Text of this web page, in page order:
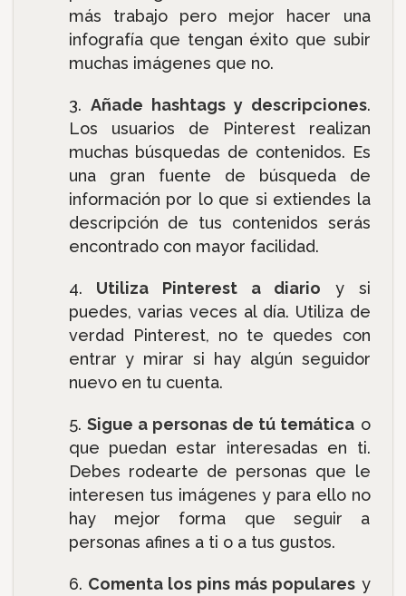
más trabajo pero mejor hacer una
infografía que tengan éxito que subir
muchas imágenes que no.
Añade hashtags y descripciones.
Los usuarios de Pinterest realizan
muchas búsquedas de contenidos. Es
una gran fuente de búsqueda de
información por lo que si extiendes la
descripción de tus contenidos serás
encontrado con mayor facilidad.
Utiliza Pinterest a diario y si
puedes, varias veces al día. Utiliza de
verdad Pinterest, no te quedes con
entrar y mirar si hay algún seguidor
nuevo en tu cuenta.
Sigue a personas de tú temática o
que puedan estar interesadas en ti.
Debes rodearte de personas que le
interesen tus imágenes y para ello no
hay mejor forma que seguir a
personas afines a ti o a tus gustos.
Comenta los pins más populares y